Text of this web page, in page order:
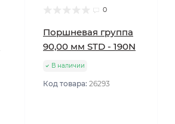
0
Поршневая группа
90,00 мм STD - 190N
В наличии
Код товара: 26293